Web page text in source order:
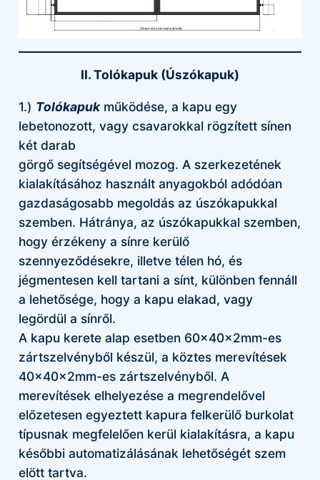
II. Tolókapuk (Úszókapuk)
1.) Tolókapukműködése, a kapu egy
lebetonozott, vagy csavarokkal rögzített sínen
két darab
görgő segítségével mozog. A szerkezetének
kialakításához használt anyagokból adódóan
gazdaságosabb megoldás az úszókapukkal
szemben. Hátránya, az úszókapukkal szemben,
hogy érzékeny a sínre kerülő
szennyeződésekre, illetve télen hó, és
jégmentesen kell tartani a sínt, különben fennáll
a lehetősége, hogy a kapu elakad, vagy
legördül a sínről.
A kapu kerete alap esetben 60x40x2mm-es
zártszelvényből készül, a köztes merevítések
40x40x2mm-es zártszelvényből. A
merevítések elhelyezése a megrendelővel
előzetesen egyeztett kapura felkerülő burkolat
típusnak megfelelően kerül kialakításra, a kapu
későbbi automatizálásának lehetőségét szem
elött tartva.